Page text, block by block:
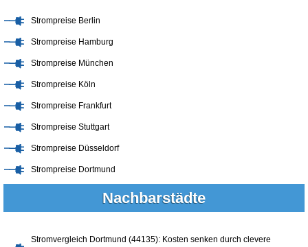
Strompreise Berlin
Strompreise Hamburg
Strompreise München
Strompreise Köln
Strompreise Frankfurt
Strompreise Stuttgart
Strompreise Düsseldorf
Strompreise Dortmund
Nachbarstädte
Stromvergleich Dortmund (44135): Kosten senken durch clevere